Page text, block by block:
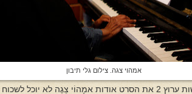
אמהוי צגה. צילום גלי תיבון